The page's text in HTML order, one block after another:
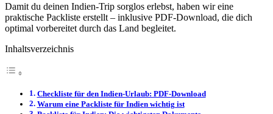
Damit du deinen Indien-Trip sorglos erlebst, haben wir eine
praktische Packliste erstellt – inklusive PDF-Download, die dich
optimal vorbereitet durch das Land begleitet.
Inhaltsverzeichnis
Checkliste für den Indien-Urlaub: PDF-Download
Warum eine Packliste für Indien wichtig ist